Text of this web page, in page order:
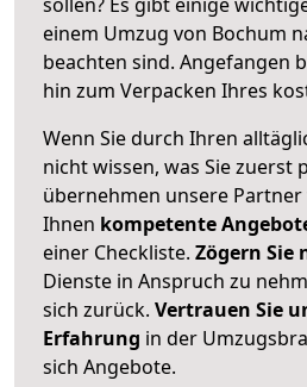
einem Umzug von Bochum
beachten sind. Angefangen
hin zum Verpacken Ihres
Wenn Sie durch Ihren
nicht wissen, was Sie zuerst
übernehmen unsere
Ihnen kompetente
einer Checkliste. Zögern Sie
Dienste in Anspruch zu
sich zurück. Vertrauen Sie
Erfahrung in der
sich Angebote.